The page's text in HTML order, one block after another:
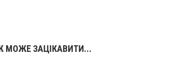
МОЖЕ ЗАЦІКАВИТИ...